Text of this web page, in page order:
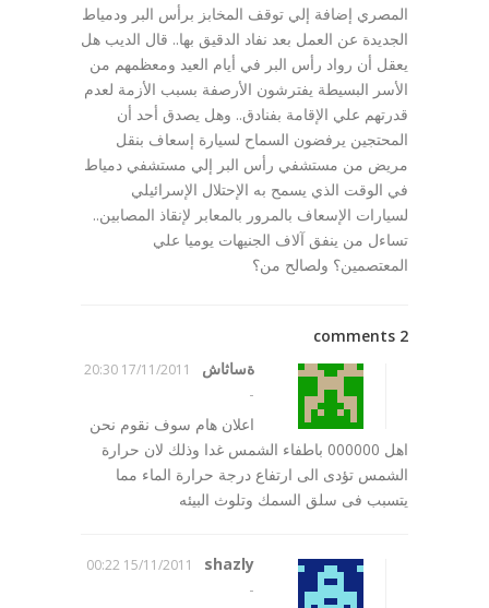
المصري إضافة إلي توقف المخابز برأس البر ودمياط
الجديدة عن العمل بعد نفاد الدقيق بها.. قال الديب هل
يعقل أن رواد رأس البر في أيام العيد ومعظمهم من
الأسر البسيطة يفترشون الأرصفة بسبب الأزمة لعدم
قدرتهم علي الإقامة بفنادق.. وهل يصدق أحد أن
المحتجين يرفضون السماح لسيارة إسعاف بنقل
مريض من مستشفي رأس البر إلي مستشفي دمياط
في الوقت الذي يسمح به الإحتلال الإسرائيلي
لسيارات الإسعاف بالمرور بالمعابر لإنقاذ المصابين..
تساءل من ينفق آلاف الجنيهات يوميا علي
المعتصمين؟ ولصالح من؟
2 comments
ةساثاش
17/11/2011 20:30
-
اعلان هام سوف نقوم نحن
اهل 000000 باطفاء الشمس غدا وذلك لان حرارة
الشمس تؤدى الى ارتفاع درجة حرارة الماء مما
يتسبب فى سلق السمك وتلوث البيئه
shazly
15/11/2011 00:22
-